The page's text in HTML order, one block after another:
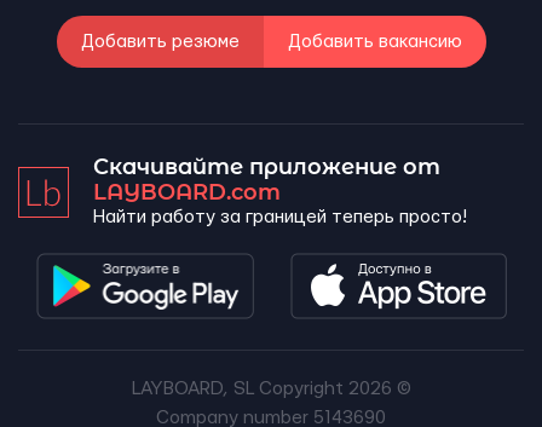
Добавить резюме Добавить вакансию
Скачивайте приложение от
LAYBOARD.com
Найти работу за границей теперь просто!
LAYBOARD, SL Copyright 2026 ©
Company number 5143690